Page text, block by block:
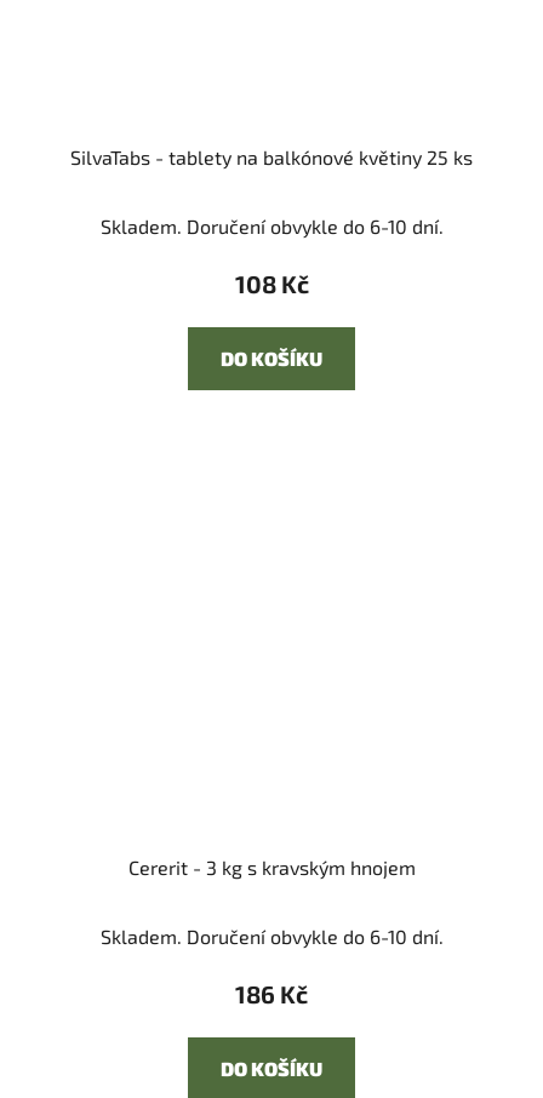
SilvaTabs - tablety na balkónové květiny 25 ks
Skladem. Doručení obvykle do 6-10 dní.
108 Kč
DO KOŠÍKU
Cererit - 3 kg s kravským hnojem
Skladem. Doručení obvykle do 6-10 dní.
186 Kč
DO KOŠÍKU